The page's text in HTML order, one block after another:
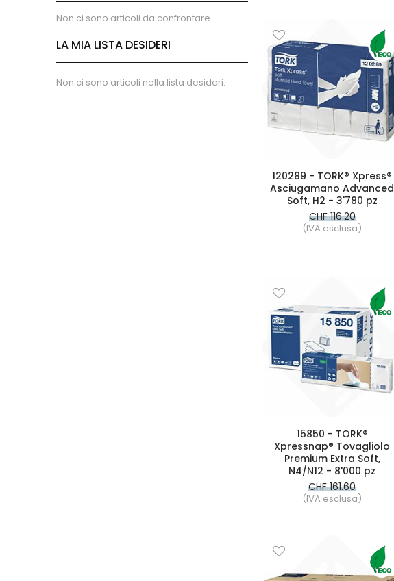
Panetteria - Pasticceria
Monouso
Macelleria - Salumeria
Accessori
Settori
120289 - TORK® Xpress®
Asciugamano Advanced
Soft, H2 - 3'780 pz
CHF 116.20
(IVA esclusa)
15850 - TORK®
Xpressnap® Tovagliolo
Premium Extra Soft,
N4/N12 - 8'000 pz
CHF 161.60
(IVA esclusa)
Non ci sono articoli da confrontare.
LA MIA LISTA DESIDERI
Non ci sono articoli nella lista desideri.